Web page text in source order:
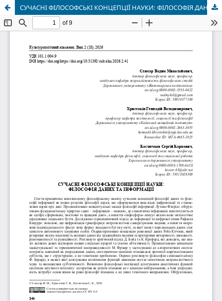
СУЧАСНІ ФІЛОСОФСЬКІ КОНЦЕПЦІЇ НАУКИ: ФІЛОСОФІЯ ДАНИХ ТА ІНФОРМАЦІЇ